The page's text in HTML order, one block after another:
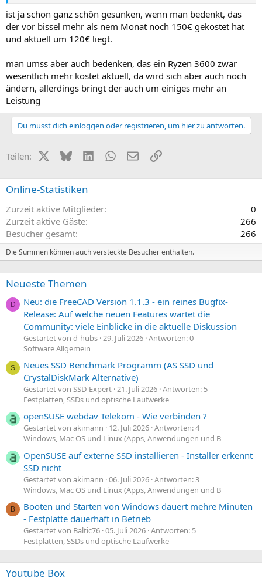
ist ja schon ganz schön gesunken, wenn man bedenkt, das
der vor bissel mehr als nem Monat noch 150€ gekostet hat
und aktuell um 120€ liegt.
man umss aber auch bedenken, das ein Ryzen 3600 zwar
wesentlich mehr kostet aktuell, da wird sich aber auch noch
ändern, allerdings bringt der auch um einiges mehr an
Leistung
Du musst dich einloggen oder registrieren, um hier zu antworten.
Teilen: X (Twitter)
BlueskyLinkedInWhatsApp
E-MailLink
Online-Statistiken
Zurzeit aktive Mitglieder
0
Zurzeit aktive Gäste
266
Besucher gesamt
266
Die Summen können auch versteckte Besucher enthalten.
Neueste Themen
D
Neu: die FreeCAD Version 1.1.3 - ein reines Bugfix-
Release: Auf welche neuen Features wartet die
Community: viele Einblicke in die aktuelle Diskussion
Gestartet von d-hubs 29. Juli 2026 Antworten: 0
Software Allgemein
S
Neues SSD Benchmark Programm (AS SSD und
CrystalDiskMark Alternative)
Gestartet von SSD-Expert 21. Juli 2026 Antworten: 5
Festplatten, SSDs und optische Laufwerke
openSUSE webdav Telekom - Wie verbinden ?
Gestartet von akimann 12. Juli 2026 Antworten: 4
Windows, Mac OS und Linux (Apps, Anwendungen und B
OpenSUSE auf externe SSD installieren - Installer erkennt
SSD nicht
Gestartet von akimann 06. Juli 2026 Antworten: 3
Windows, Mac OS und Linux (Apps, Anwendungen und B
B
Booten und Starten von Windows dauert mehre Minuten
- Festplatte dauerhaft in Betrieb
Gestartet von Baltic76 05. Juli 2026 Antworten: 5
Festplatten, SSDs und optische Laufwerke
Youtube Box